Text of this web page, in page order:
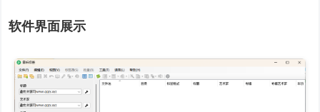
软件界面展示